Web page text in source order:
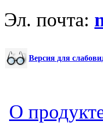
Эл. почта:
Версия для
О